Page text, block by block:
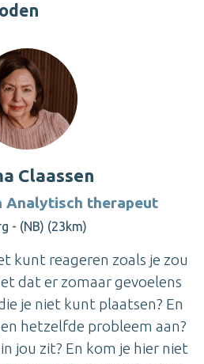
Claassen
Analytisch therapeut
- (NB) (23km)
kunt reageren zoals je zou
dat er zomaar gevoelens
je niet kunt plaatsen? En
hetzelfde probleem aan?
jou zit? En kom je hier niet